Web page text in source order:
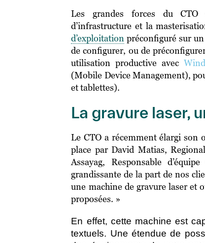
Les grandes forces du
d’infrastructure et la
d’exploitation préconfiguré sur
de configurer, ou de
utilisation productive avec
(Mobile Device Management),
et tablettes).
La gravure laser,
Le CTO a récemment élargi son
place par David Matias,
Assayag, Responsable
grandissante de la part de nos
une machine de gravure laser et
proposées. »
En effet, cette machine est
textuels. Une étendue de